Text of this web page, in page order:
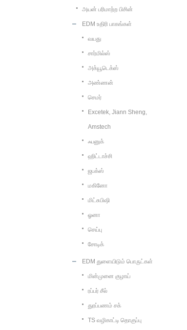
அயன் பரிமாற்ற பிசின்
EDM உதிரி பாகங்கள்
வயது
சார்மில்ஸ்
அக்யூடெக்ஸ்
அண்ணன்
செமர்
Excetek, Jiann Sheng,
Amstech
ஃபனுக்
ஹிட்டாச்சி
ஜபக்ஸ்
மகினோ
மிட்சுபிஷி
ஓனா
செய்பு
சோடிக்
EDM துளையிடும் பொருட்கள்
மின்முனை குழாய்
ரப்பர் சீல்
துரப்பணம் சக்
TS வழிகாட்டி தொகுப்பு